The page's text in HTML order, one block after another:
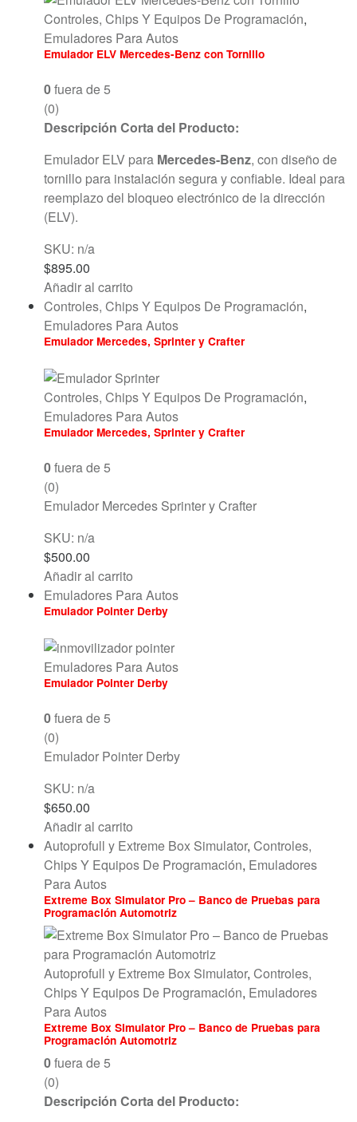
Controles, Chips Y Equipos De Programación,
Emuladores Para Autos
Emulador ELV Mercedes-Benz con Tornillo
0fuera de 5
(0)
Descripción Corta del Producto:
Emulador ELV para Mercedes-Benz, con diseño de
tornillo para instalación segura y confiable. Ideal para
reemplazo del bloqueo electrónico de la dirección
(ELV).
SKU: n/a
$895.00
Añadir al carrito
Controles, Chips Y Equipos De Programación,
Emuladores Para Autos
Emulador Mercedes, Sprinter y Crafter
Controles, Chips Y Equipos De Programación,
Emuladores Para Autos
Emulador Mercedes, Sprinter y Crafter
0fuera de 5
(0)
Emulador Mercedes Sprinter y Crafter
SKU: n/a
$500.00
Añadir al carrito
Emuladores Para Autos
Emulador Pointer Derby
Emuladores Para Autos
Emulador Pointer Derby
0fuera de 5
(0)
Emulador Pointer Derby
SKU: n/a
$650.00
Añadir al carrito
Autoprofull y Extreme Box Simulator, Controles,
Chips Y Equipos De Programación, Emuladores
Para Autos
Extreme Box Simulator Pro – Banco de Pruebas para
Programación Automotriz
Autoprofull y Extreme Box Simulator, Controles,
Chips Y Equipos De Programación, Emuladores
Para Autos
Extreme Box Simulator Pro – Banco de Pruebas para
Programación Automotriz
0fuera de 5
(0)
Descripción Corta del Producto: